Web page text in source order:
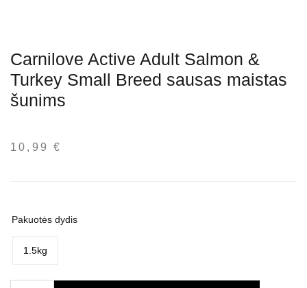
Carnilove Active Adult Salmon &
Turkey Small Breed sausas maistas
šunims
10,99€
Pakuotės dydis
1.5kg